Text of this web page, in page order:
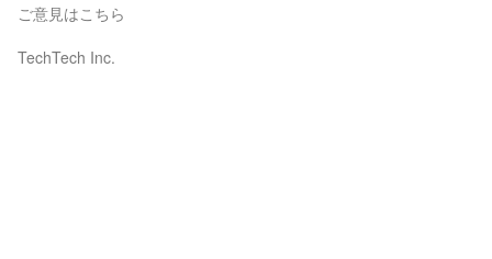
ご意見はこちら
TechTech Inc.